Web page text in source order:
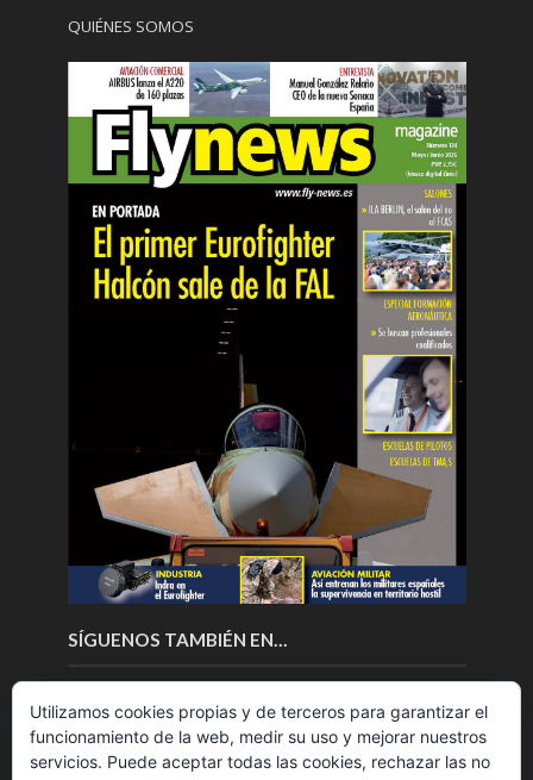
QUIÉNES SOMOS
SÍGUENOS TAMBIÉN EN…
Utilizamos cookies propias y de terceros para garantizar el
funcionamiento de la web, medir su uso y mejorar nuestros
servicios. Puede aceptar todas las cookies, rechazar las no